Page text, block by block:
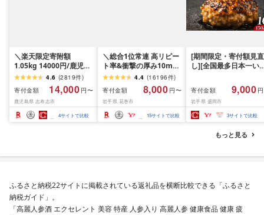
＼楽天限定寄附額
1.05kg 14000円/鹿児島
県産 黒毛和牛 牛肉 赤身
モモ ウデ (スライス or
焼肉)[計1kg~2.1kg / 定
期便 全3回] すき焼き し
ゃぶしゃぶ 国産 肉 国産
牛 お肉 モモ肉 牛しゃぶ
4.6 (2819件)
寄付金額
14,000 円〜
鹿児島県 志布志市
4サイトで比較
＼総合1位常連 高リピー
ト率&衝撃の厚み10mm
厚切り牛タン 塩味/ ≪ス
ピード発送!!10営業日以
内発送≫ 選べる内容量
500g / 1kg 定期便 毎月
届く 牛肉 肉 BBQ ふるさ
と 人気 ランキング 岩手
4.4 (16196件)
寄付金額
8,000 円〜
岩手県 花巻市
15サイトで比較
[期間限定・寄付額見直
し][全国最多日本一い
1.5kg(150g×10個) い
て牛 × 岩中豚 ハンバー
グ 合挽き 合い挽き 黒
和牛 人気 冷凍 個包装
分け 冷凍 牛肉 豚肉 和
ビーフ ポーク はんば
ぐ 挽肉 お肉 ミンチ 肉
キング 1位 1万円以下
寄付金額 9,000
岩手県 盛岡市
3サイトで比較
もっと見る
ふるさと納税22サイトに掲載されている返礼品を横断比較できる「ふるさと
納税ガイド」。
「高麗人参酒 エクセレント 美容 特産 人参入り 高麗人参 健康食品 健康 疲